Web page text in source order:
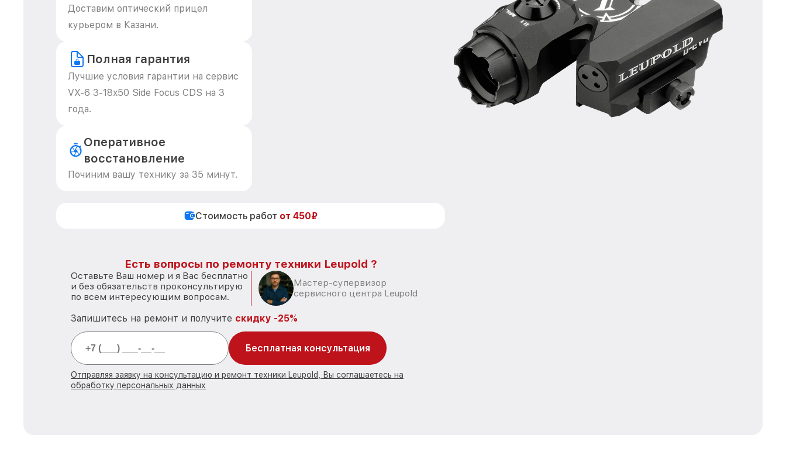
Доставим оптический прицел
курьером в Казани.
Полная гарантия
Лучшие условия гарантии на сервис
VX-6 3-18x50 Side Focus CDS на 3
года.
Оперативное
восстановление
Починим вашу технику за 35 минут.
Стоимость работ от 450₽
Есть вопросы по ремонту техники Leupold ?
Оставьте Ваш номер и я Вас бесплатно
и без обязательств проконсультирую
по всем интересующим вопросам.
Мастер-супервизор
сервисного центра Leupold
Запишитесь на ремонт и получите скидку -25%
Бесплатная консультация
Отправляя заявку на консультацию и ремонт техники Leupold, Вы соглашаетесь на
обработку персональных данных